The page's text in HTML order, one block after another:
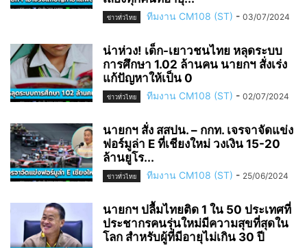
ข่าวทั่วไทย ทีมงาน CM108 (ST) - 03/07/2024
น่าห่วง! เด็ก-เยาวชนไทย หลุดระบบ
การศึกษา 1.02 ล้านคน นายกฯ สั่งเร่ง
แก้ปัญหาให้เป็น 0
ข่าวทั่วไทย ทีมงาน CM108 (ST) - 02/07/2024
นายกฯ สั่ง สสปน. – กกท. เจรจาจัดแข่ง
ฟอร์มูล่า E ที่เชียงใหม่ วงเงิน 15-20
ล้านยูโร...
ข่าวทั่วไทย ทีมงาน CM108 (ST) - 25/06/2024
นายกฯ ปลื้มไทยติด 1 ใน 50 ประเทศที่
ประชากรคนรุ่นใหม่มีความสุขที่สุดใน
โลก สำหรับผู้ที่มีอายุไม่เกิน 30 ปี